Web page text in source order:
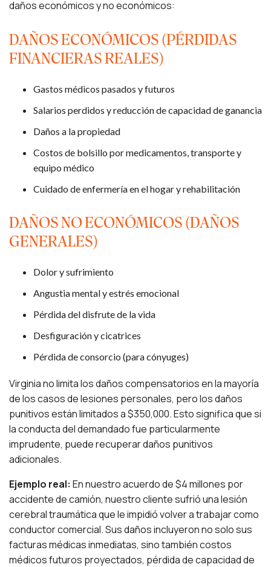
daños económicos y no económicos:
DAÑOS ECONÓMICOS (PÉRDIDAS
FINANCIERAS REALES)
Gastos médicos pasados y futuros
Salarios perdidos y reducción de capacidad de ganancia
Daños a la propiedad
Costos de bolsillo por medicamentos, transporte y
equipo médico
Cuidado de enfermería en el hogar y rehabilitación
DAÑOS NO ECONÓMICOS (DAÑOS
GENERALES)
Dolor y sufrimiento
Angustia mental y estrés emocional
Pérdida del disfrute de la vida
Desfiguración y cicatrices
Pérdida de consorcio (para cónyuges)
Virginia no limita los daños compensatorios en la mayoría
de los casos de lesiones personales, pero los daños
punitivos están limitados a $350,000. Esto significa que si
la conducta del demandado fue particularmente
imprudente, puede recuperar daños punitivos
adicionales.
Ejemplo real: En nuestro acuerdo de $4 millones por
accidente de camión, nuestro cliente sufrió una lesión
cerebral traumática que le impidió volver a trabajar como
conductor comercial. Sus daños incluyeron no solo sus
facturas médicas inmediatas, sino también costos
médicos futuros proyectados, pérdida de capacidad de